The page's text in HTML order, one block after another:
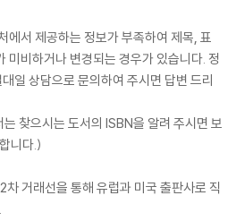
에서 제공하는 정보가 부족하여 제목, 표
미비하거나 변경되는 경우가 있습니다. 정
일 상담으로 문의하여 주시면 답변 드리
찾으시는 도서의 ISBN을 알려 주시면 보
니다.)
거래선을 통해 유럽과 미국 출판사로 직